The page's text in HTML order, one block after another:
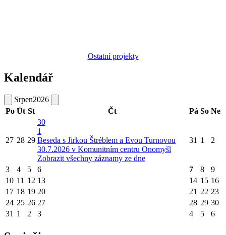
Ostatní projekty
Kalendář
Srpen2026
Po Út St Čt Pá So Ne
27 28 29
30
1
Beseda s Jirkou Štréblem a Evou Turnovou
30.7.2026 v Komunitním centru Onomyšl
Zobrazit všechny záznamy ze dne
31 1 2
3 4 5 6 7 8
9
10 11 12 13 14 15 16
17 18 19 20 21 22 23
24 25 26 27 28 29 30
31 1 2 3 4 5 6